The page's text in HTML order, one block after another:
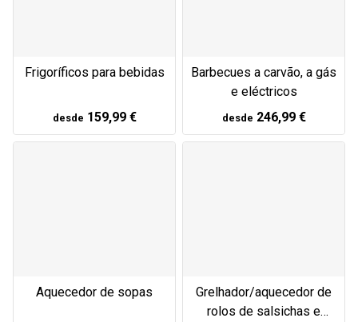
Frigoríficos para bebidas
desde 159,99 €
Barbecues a carvão, a gás
e eléctricos
desde 246,99 €
Aquecedor de sopas
Grelhador/aquecedor de
rolos de salsichas e